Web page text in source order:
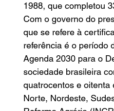
1988, que completou
Com o governo do
que se refere à
referência é o período
Agenda 2030 para o
sociedade brasileira
quatrocentos e oitenta
Norte, Nordeste,